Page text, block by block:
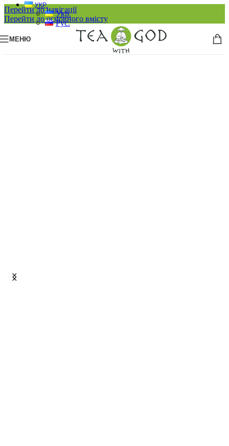
Перейти до навігації
Перейти до основного вмісту
УКР.
Укр.
Рус.
МЕНЮ